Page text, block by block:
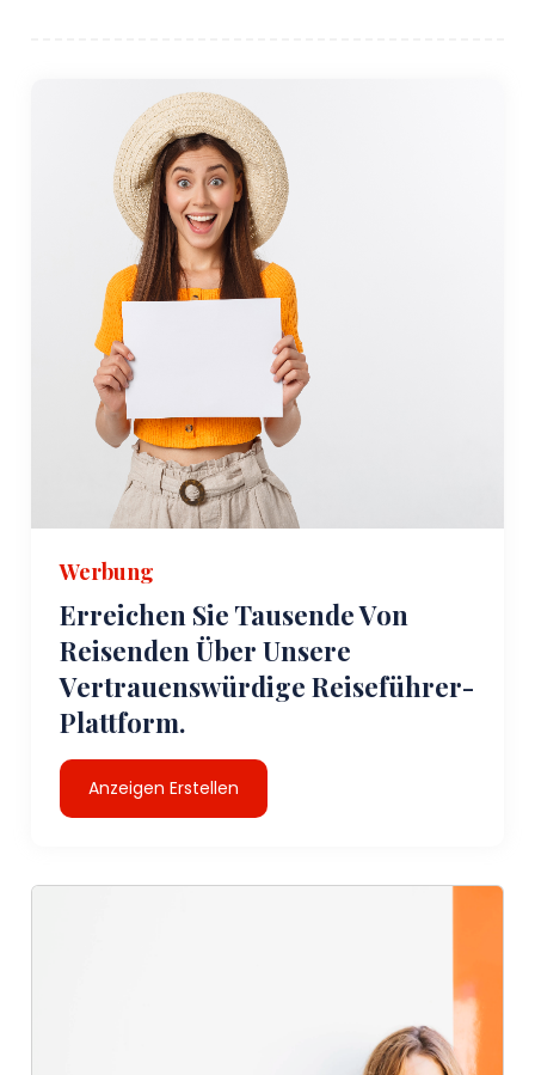
Werbung
Erreichen Sie Tausende Von
Reisenden Über Unsere
Vertrauenswürdige Reiseführer-
Plattform.
Anzeigen Erstellen